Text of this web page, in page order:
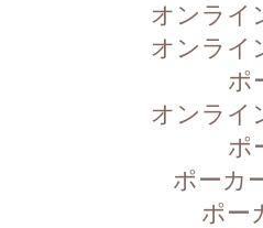
オンライ
オンライ
ポ
オンライ
ポ
ポーカ
ポー